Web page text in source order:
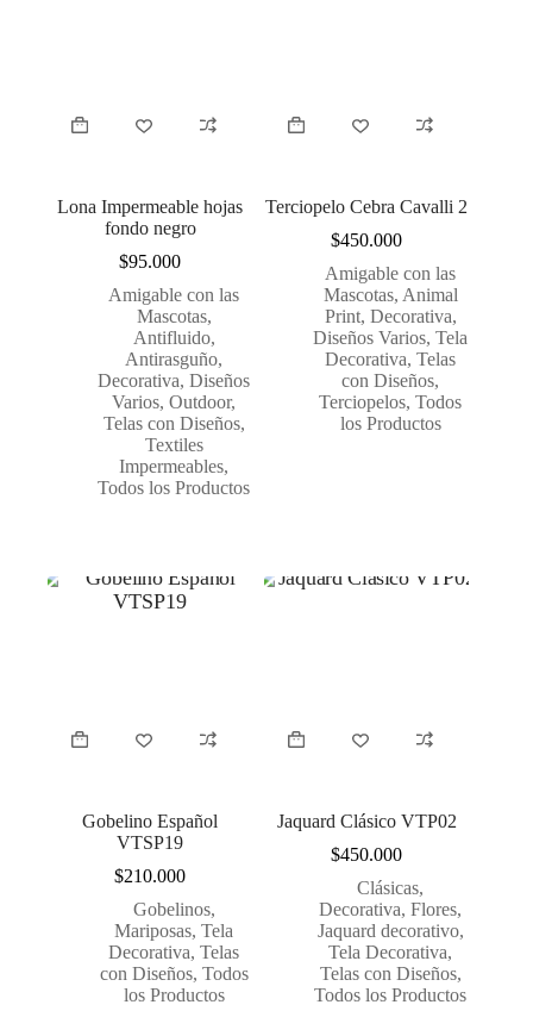
Lona Impermeable hojas
fondo negro
$95.000
Amigable con las
Mascotas,
Antifluido,
Antirasguño,
Decorativa,Diseños
Varios,Outdoor,
Telas con Diseños,
Textiles
Impermeables,
Todos los Productos
Terciopelo Cebra Cavalli 2
$450.000
Amigable con las
Mascotas, Animal
Print, Decorativa,
Diseños Varios,Tela
Decorativa,Telas
con Diseños,
Terciopelos,Todos
los Productos
Gobelino Español
VTSP19
$210.000
Gobelinos,
Mariposas,Tela
Decorativa,Telas
con Diseños, Todos
los Productos
Jaquard Clásico VTP02
$450.000
Clásicas,
Decorativa,Flores,
Jaquard decorativo,
Tela Decorativa,
Telas con Diseños,
Todos los Productos